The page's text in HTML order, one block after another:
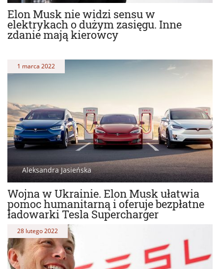
Elon Musk nie widzi sensu w
elektrykach o dużym zasięgu. Inne
zdanie mają kierowcy
Wojna w Ukrainie. Elon Musk ułatwia
pomoc humanitarną i oferuje bezpłatne
ładowarki Tesla Supercharger
1 marca 2022
Aleksandra Jasieńska
28 lutego 2022